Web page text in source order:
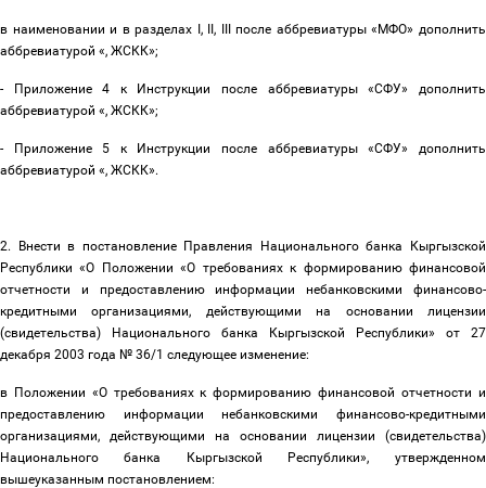
в наименовании и в разделах I, II, III
после аббревиатуры «МФО» дополнить
аббревиатурой «, ЖСКК»;
- Приложение 4 к Инструкции после аббревиатуры «СФУ» дополнить
аббревиатурой «, ЖСКК»;
- Приложение 5 к Инструкции после аббревиатуры «СФУ» дополнить
аббревиатурой «, ЖСКК».
2. Внести в постановление Правления Национального банка Кыргызской
Республики «О Положении «О требованиях к формированию финансовой
отчетности и предоставлению информации небанковскими финансово-
кредитными организациями, действующими на основании лицензии
(свидетельства) Национального банка Кыргызской Республики» от 27
декабря 2003 года № 36/1 следующее изменение:
в Положении «О требованиях к формированию финансовой отчетности и
предоставлению информации небанковскими финансово-кредитными
организациями, действующими на основании лицензии (свидетельства)
Национального банка Кыргызской Республики», утвержденном
вышеуказанным постановлением: